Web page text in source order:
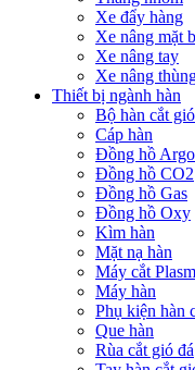
Xe đẩy hàng
Xe nâng mặt
Xe nâng tay
Xe nâng
Thiết bị ngành hàn
Bộ hàn cắt
Cáp hàn
Đồng hồ
Đồng hồ CO2
Đồng hồ Gas
Đồng hồ Oxy
Kìm hàn
Mặt nạ hàn
Máy cắt
Máy hàn
Phụ kiện hàn
Que hàn
Rùa cắt gió đá